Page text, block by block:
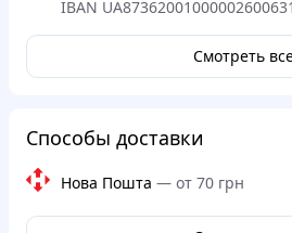
IBAN
Смотреть
Способы доставки
Нова Пошта — от 70 грн